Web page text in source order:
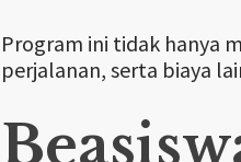
Program ini tidak hanya
perjalanan, serta biaya